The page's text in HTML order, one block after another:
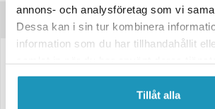
annons- och analysföretag som vi
Dessa kan i sin tur kombinera
information som du har tillhandahållit
Tillåt alla
Produktinformation
LED-positionsljus med reflex Ajba – Röd, 12/24
Utrustad med 3 lysdioder och kompatibel med
system. Levereras med 0,3 meter kabel för enkel